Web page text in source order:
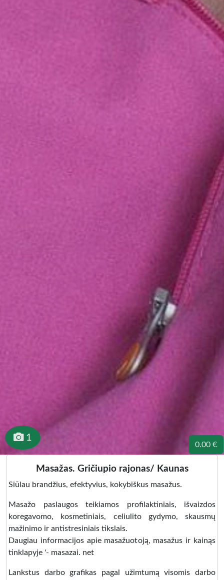
0.00 €
1
Masažas. Gričiupio rajonas/ Kaunas
Siūlau brandžius, efektyvius, kokybiškus masažus.
Masažo paslaugos teikiamos profilaktiniais, išvaizdos
koregavomo, kosmetiniais, celiulito gydymo, skausmų
mažinimo ir antistresiniais tikslais.
Daugiau informacijos apie masažuotoją, masažus ir kainąs
tinklapyje '- masazai. net
Lankstus darbo grafikas pagal užimtumą visomis darbo